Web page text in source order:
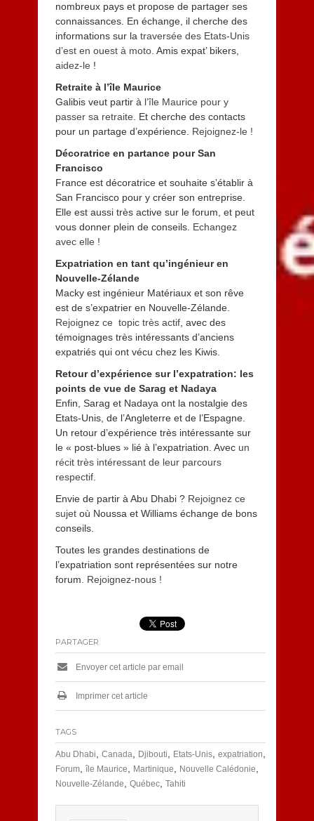
nombreux pays et propose de partager ses
connaissances. En échange, il cherche des
informations sur la traversée des Etats-Unis
d’est en ouest à moto. Amis expat’ bikers,
aidez-le !
Retraite à l’île Maurice
Galibis veut partir à l’île Maurice pour y
passer sa retraite . Et cherche des contacts
pour un partage d’expérience. Rejoignez-le !
Décoratrice en partance pour San
Francisco
France est décoratrice et souhaite s’établir à
San Francisco pour y créer son entreprise.
Elle est aussi très active sur le forum, et peut
vous donner plein de conseils. Echangez
avec elle !
Expatriation en tant qu’ingénieur en
Nouvelle-Zélande
Macky est ingénieur Matériaux et son rêve
est de s’expatrier en Nouvelle-Zélande.
Rejoignez ce topic très actif, avec des
témoignages très intéressants d’anciens
expatriés qui ont vécu chez les Kiwis.
Retour d’expérience sur l’expatration: les
points de vue de Sarag et Nadaya
Enfin, Sarag et Nadaya ont la nostalgie des
Etats-Unis, de l’Angleterre et de l’Espagne.
Un retour d’expérience très intéressante sur
le « post-blues » lié à l’expatriation. Avec un
récit très intéressant de leur parcours
respectif.
Envie de partir à Abu Dhabi ? Rejoignez ce
sujetoù Noussa et Williams échange de bons
conseils.
Toutes les grandes destinations de
l’expatriation sont représentées sur notre
forum. Rejoignez-nous !
PARTAGER
Envoyer cet article par email
Imprimer cet article
TAGS
Abu Dhabi Canada Djibouti Etats-Unis, expatriation
Forum, île Maurice Martinique Nouvelle Calédonie
Nouvelle-Zélande Québec, Tahiti